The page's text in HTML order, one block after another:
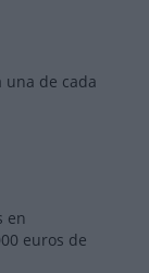
una de cada
en
euros de